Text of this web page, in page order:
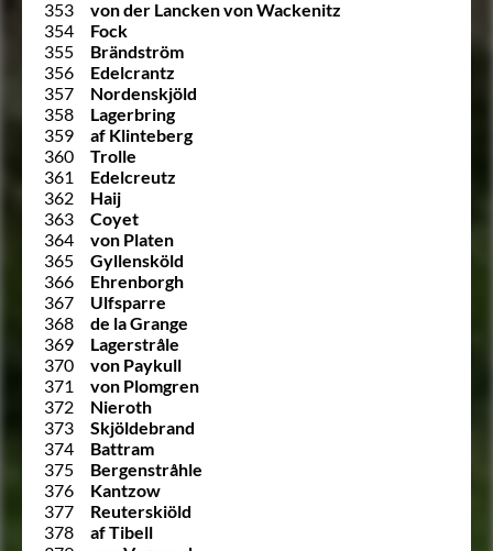
353
von der Lancken von Wackenitz
354
Fock
355
Brändström
356
Edelcrantz
357
Nordenskjöld
358
Lagerbring
359
af Klinteberg
360
Trolle
361
Edelcreutz
362
Haij
363
Coyet
364
von Platen
365
Gyllensköld
366
Ehrenborgh
367
Ulfsparre
368
de la Grange
369
Lagerstråle
370
von Paykull
371
von Plomgren
372
Nieroth
373
Skjöldebrand
374
Battram
375
Bergenstråhle
376
Kantzow
377
Reuterskiöld
378
af Tibell